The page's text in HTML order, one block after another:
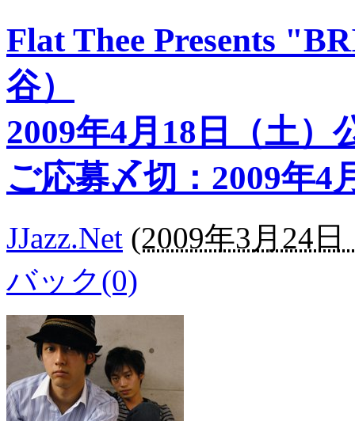
Flat Thee Presents
谷）
2009年4月18日（土）
ご応募〆切：2009年4
JJazz.Net (2009年3月24日
バック(0)